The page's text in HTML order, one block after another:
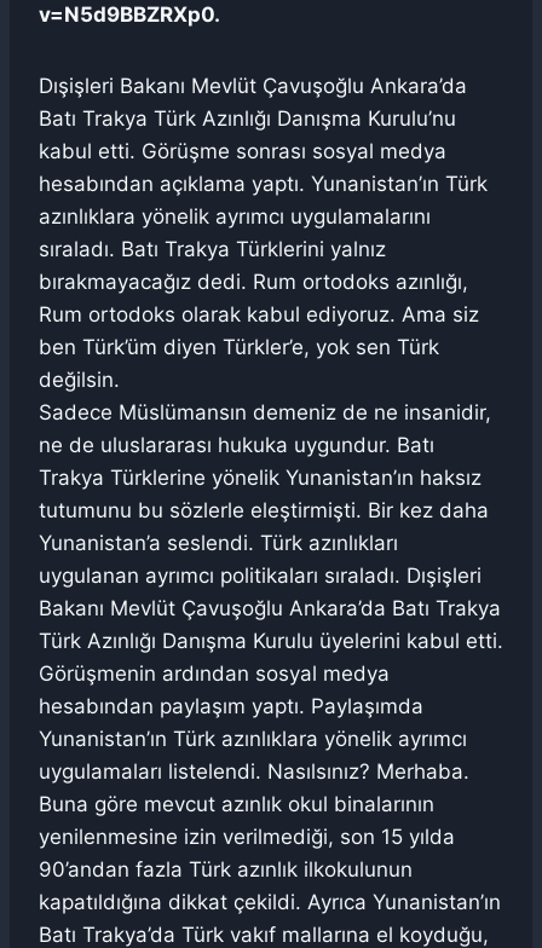
v=N5d9BBZRXp0.
Dışişleri Bakanı Mevlüt Çavuşoğlu Ankara’da
Batı Trakya Türk Azınlığı Danışma Kurulu’nu
kabul etti. Görüşme sonrası sosyal medya
hesabından açıklama yaptı. Yunanistan’ın Türk
azınlıklara yönelik ayrımcı uygulamalarını
sıraladı. Batı Trakya Türklerini yalnız
bırakmayacağız dedi. Rum ortodoks azınlığı,
Rum ortodoks olarak kabul ediyoruz. Ama siz
ben Türk’üm diyen Türkler’e, yok sen Türk
değilsin.
Sadece Müslümansın demeniz de ne insanidir,
ne de uluslararası hukuka uygundur. Batı
Trakya Türklerine yönelik Yunanistan’ın haksız
tutumunu bu sözlerle eleştirmişti. Bir kez daha
Yunanistan’a seslendi. Türk azınlıkları
uygulanan ayrımcı politikaları sıraladı. Dışişleri
Bakanı Mevlüt Çavuşoğlu Ankara’da Batı Trakya
Türk Azınlığı Danışma Kurulu üyelerini kabul etti.
Görüşmenin ardından sosyal medya
hesabından paylaşım yaptı. Paylaşımda
Yunanistan’ın Türk azınlıklara yönelik ayrımcı
uygulamaları listelendi. Nasılsınız? Merhaba.
Buna göre mevcut azınlık okul binalarının
yenilenmesine izin verilmediği, son 15 yılda
90’andan fazla Türk azınlık ilkokulunun
kapatıldığına dikkat çekildi. Ayrıca Yunanistan’ın
Batı Trakya’da Türk vakıf mallarına el koyduğu,